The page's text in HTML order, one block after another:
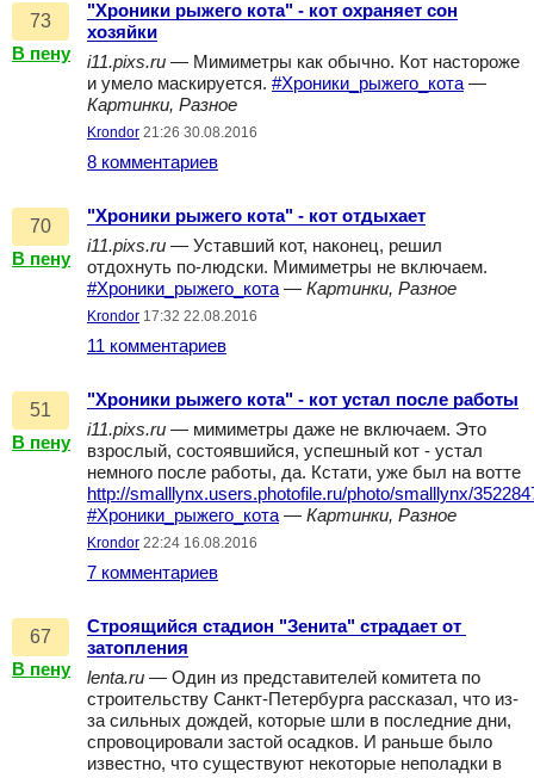
73
В пену
"Хроники рыжего кота" - кот охраняет сон
хозяйки
i11.pixs.ru — Мимиметры как обычно. Кот настороже
и умело маскируется. #Хроники_рыжего_кота —
Картинки, Разное
Krondor 21:26 30.08.2016
8 комментариев
70
В пену
"Хроники рыжего кота" - кот отдыхает
i11.pixs.ru — Уставший кот, наконец, решил
отдохнуть по-людски. Мимиметры не включаем.
#Хроники_рыжего_кота — Картинки, Разное
Krondor 17:32 22.08.2016
11 комментариев
51
В пену
"Хроники рыжего кота" - кот устал после работы
i11.pixs.ru — мимиметры даже не включаем. Это
взрослый, состоявшийся, успешный кот - устал
немного после работы, да. Кстати, уже был на вотте
http://smalllynx.users.photofile.ru/photo/smalllynx/
#Хроники_рыжего_кота — Картинки, Разное
Krondor 22:24 16.08.2016
7 комментариев
67
В пену
Строящийся стадион "Зенита" страдает от
затопления
lenta.ru — Один из представителей комитета по
строительству Санкт-Петербурга рассказал, что из-
за сильных дождей, которые шли в последние дни,
спровоцировали застой осадков. И раньше было
известно, что существуют некоторые неполадки в